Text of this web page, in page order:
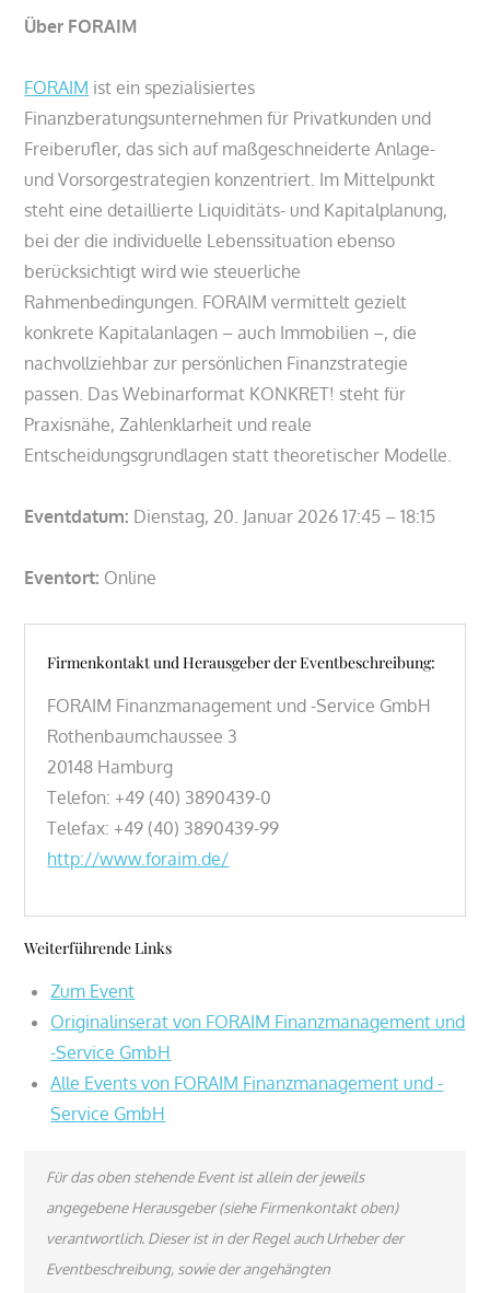
Über FORAIM
FORAIM ist ein spezialisiertes
Finanzberatungsunternehmen für Privatkunden und
Freiberufler, das sich auf maßgeschneiderte Anlage-
und Vorsorgestrategien konzentriert. Im Mittelpunkt
steht eine detaillierte Liquiditäts- und Kapitalplanung,
bei der die individuelle Lebenssituation ebenso
berücksichtigt wird wie steuerliche
Rahmenbedingungen. FORAIM vermittelt gezielt
konkrete Kapitalanlagen – auch Immobilien –, die
nachvollziehbar zur persönlichen Finanzstrategie
passen. Das Webinarformat KONKRET! steht für
Praxisnähe, Zahlenklarheit und reale
Entscheidungsgrundlagen statt theoretischer Modelle.
Eventdatum: Dienstag, 20. Januar 2026 17:45 – 18:15
Eventort: Online
Firmenkontakt und Herausgeber der Eventbeschreibung:
FORAIM Finanzmanagement und -Service GmbH
Rothenbaumchaussee 3
20148 Hamburg
Telefon: +49 (40) 3890439-0
Telefax: +49 (40) 3890439-99
http://www.foraim.de/
Weiterführende Links
Zum Event
Originalinserat von FORAIM Finanzmanagement und
-Service GmbH
Alle Events von FORAIM Finanzmanagement und -
Service GmbH
Für das oben stehende Event ist allein der jeweils
angegebene Herausgeber (siehe Firmenkontakt oben)
verantwortlich. Dieser ist in der Regel auch Urheber der
Eventbeschreibung, sowie der angehängten